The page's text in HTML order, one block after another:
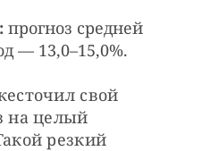
прогноз средней
— 13,0–15,0%.
свой
на целый
резкий